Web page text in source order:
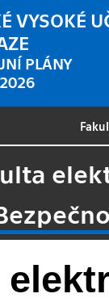
VYSOKÉ
PLÁNY